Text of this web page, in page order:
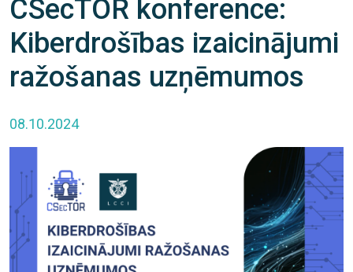
CSecTOR konference:
Kiberdrošības izaicinājumi
ražošanas uzņēmumos
08.10.2024